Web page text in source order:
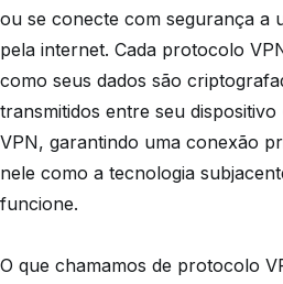
ou se conecte com segurança a
pela internet. Cada protocolo
como seus dados são
transmitidos entre seu
VPN, garantindo uma conexão
nele como a tecnologia
funcione.
O que chamamos de protocolo